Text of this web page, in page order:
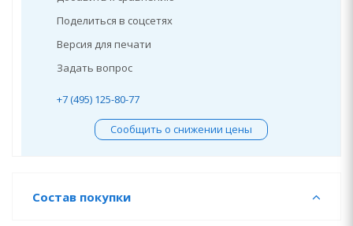
Поделиться в соцсетях
Версия для печати
Задать вопрос
+7 (495) 125-80-77
Сообщить о снижении цены
Состав покупки